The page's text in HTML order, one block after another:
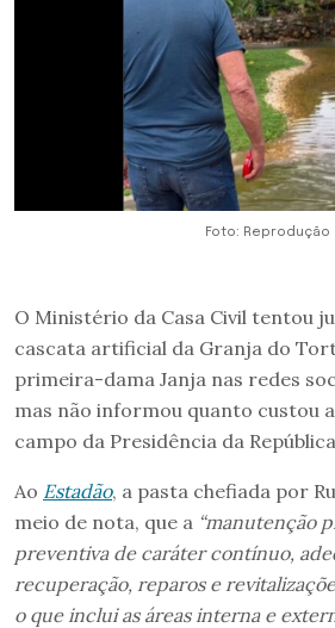
Foto: Reprodução
O Ministério da Casa Civil tentou
cascata artificial da Granja do
primeira-dama Janja nas redes
mas não informou quanto custou
campo da Presidência da
Ao Estadão, a pasta chefiada por
meio de nota, que a “manutenção
preventiva de caráter contínuo,
recuperação, reparos e
o que inclui as áreas interna e